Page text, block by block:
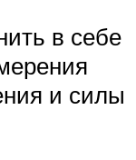
в себе
и силы